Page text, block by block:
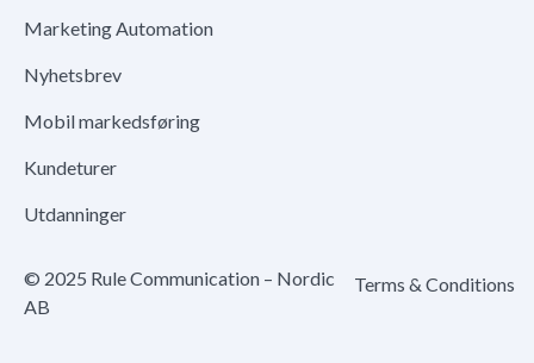
Marketing Automation
Nyhetsbrev
Mobil markedsføring
Kundeturer
Utdanninger
© 2025 Rule Communication – Nordic
AB
Terms & Conditions